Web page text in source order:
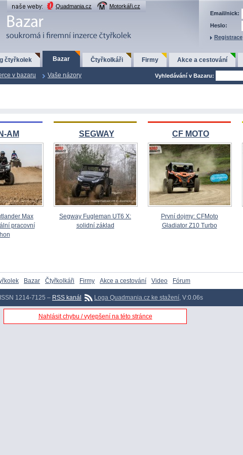
Quadmania.cz
Motorkáři.cz
Email/nick:
Heslo:
Registrace
čtyřkolek Bazar Čtyřkolkáři Firmy Akce a cestování
v bazaru Vaše názory Vyhledávání v Bazaru:
AM
Max
pracovní
SEGWAY
Segway Fugleman UT6 X:
solidní základ
CF MOTO
První dojmy: CFMoto
Gladiator Z10 Turbo
Bazar Čtyřkolkáři Firmy Akce a cestování Video Fórum
1214-7125 – RSS kanál Loga Quadmania.cz ke stažení, V:0.06s
Nahlásit chybu / vylepšení na této stránce